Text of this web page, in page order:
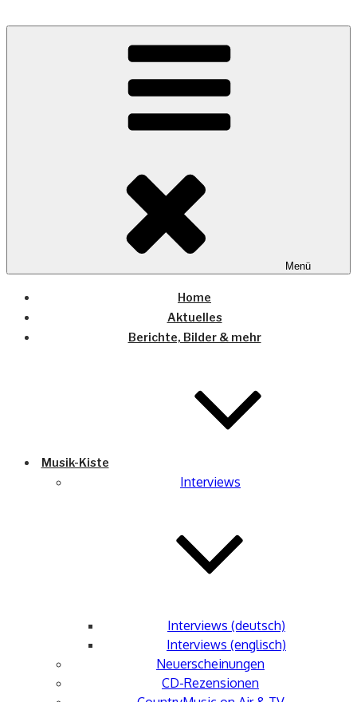
COUNTRYHOME
Wo die (Country-) Musik Zuhause ist
Menü
Home
Aktuelles
Berichte, Bilder & mehr
Musik-Kiste
Interviews
Interviews (deutsch)
Interviews (englisch)
Neuerscheinungen
CD-Rezensionen